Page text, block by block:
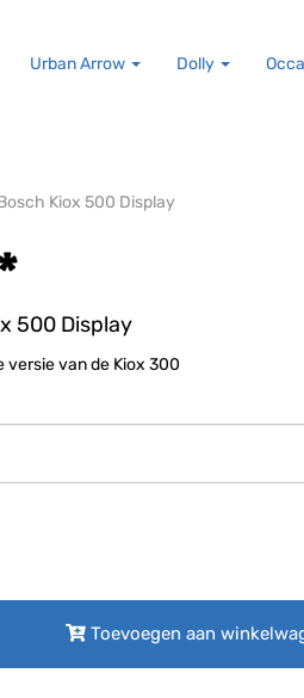
Urban Arrow Dolly
Kiox 500 Display
500 Display
versie van de Kiox 300
Toevoegen aan